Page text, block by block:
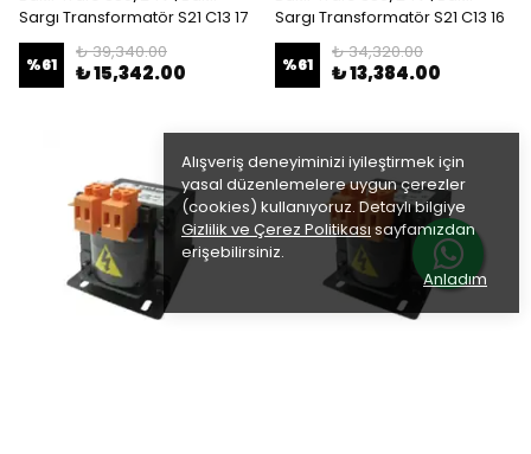
Alışveriş deneyiminizi iyileştirmek için
yasal düzenlemelere uygun çerezler
(cookies) kullanıyoruz. Detaylı bilgiye
Gizlilik ve Çerez Politikasısayfamızdan
erişebilirsiniz.
Anladım
Sargı Transformatör S21 C13 17
%61
₺ 39,340.00
₺ 15,342.00
Sargı Transformatör S21 C13 16
%61
₺ 34,320.00
₺ 13,384.00